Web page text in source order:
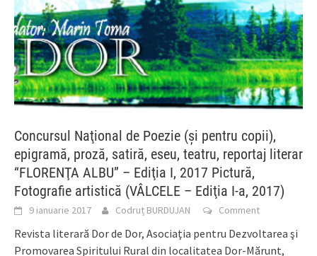
Concursul Naţional de Poezie (şi pentru copii),
epigramă, proză, satiră, eseu, teatru, reportaj literar
“FLORENŢA ALBU” – Ediţia I, 2017 Pictură,
Fotografie artistică (VÂLCELE – Ediţia I-a, 2017)
9 ianuarie 2017 Codruț BURDUJAN Comment
Revista literară Dor de Dor, Asociaţia pentru Dezvoltarea şi
Promovarea Spiritului Rural din localitatea Dor-Mărunt,